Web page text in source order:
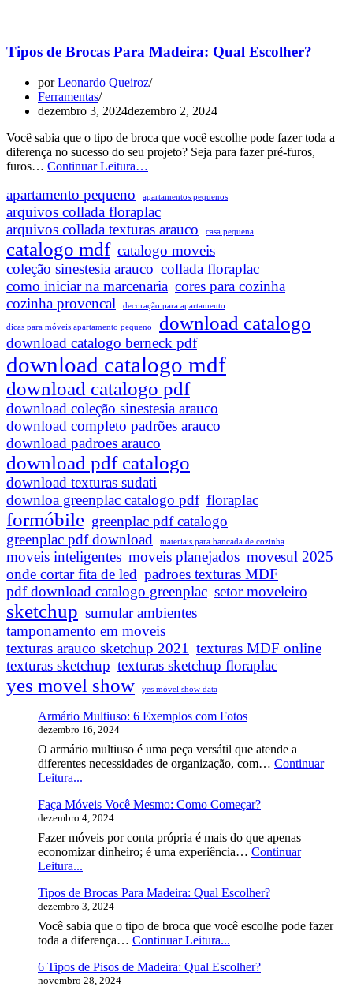
Tipos de Brocas Para Madeira: Qual Escolher?
porLeonardo Queiroz
Ferramentas
dezembro 3, 2024dezembro 2, 2024
Você sabia que o tipo de broca que você escolhe pode fazer toda a
diferença no sucesso do seu projeto? Seja para fazer pré-furos,
furos… Continuar Leitura…
Brocas
Para
Madeira:
Qual
Escolher?
apartamento pequeno apartamentos pequenos
arquivos collada floraplac
arquivos collada texturas arauco
casa pequena
catalogo mdf catalogo moveis
coleção sinestesia arauco collada floraplac
como iniciar na marcenaria cores para cozinha
cozinha provencal
decoração para apartamento
dicas para móveis apartamento pequeno download catalogo
download catalogo berneck pdf
download catalogo mdf
download catalogo pdf
download coleção sinestesia arauco
download completo padrões arauco
download padroes arauco
download pdf catalogo
download texturas sudati
downloa greenplac catalogo pdf floraplac
formóbile greenplac pdf catalogo
greenplac pdf download
materiais para bancada de cozinha
moveis inteligentes moveis planejados movesul 2025
onde cortar fita de led padroes texturas MDF
pdf download catalogo greenplac setor moveleiro
sketchup sumular ambientes
tamponamento em moveis
texturas arauco sketchup 2021
texturas MDF online
texturas sketchup texturas sketchup floraplac
yes movel show yes móvel show data
Armário Multiuso: 6 Exemplos com Fotos
dezembro 16, 2024
O armário multiuso é uma peça versátil que atende a
diferentes necessidades de organização, com… Continuar
Leitura...
6
Exemplos
com
Fotos
Faça Móveis Você Mesmo: Como Começar?
dezembro 4, 2024
Fazer móveis por conta própria é mais do que apenas
economizar dinheiro; é uma experiência… Continuar
Leitura...
Você
Mesmo:
Como
Começar?
Tipos de Brocas Para Madeira: Qual Escolher?
dezembro 3, 2024
Você sabia que o tipo de broca que você escolhe pode fazer
toda a diferença… Continuar Leitura...
Brocas
6 Tipos de Pisos de Madeira: Qual Escolher?
novembro 28, 2024